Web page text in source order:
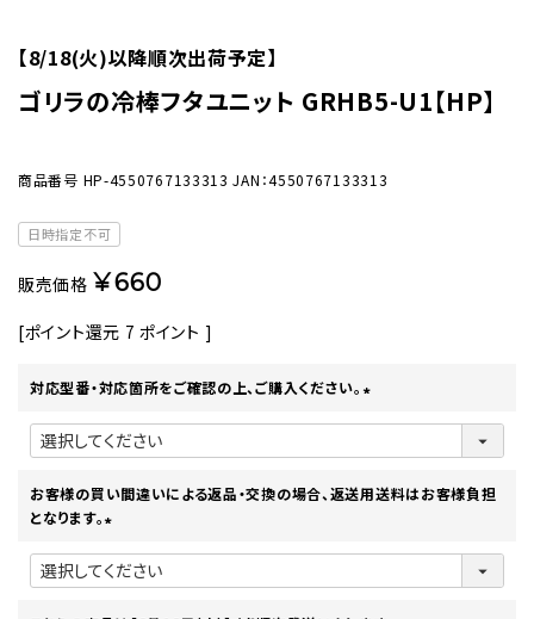
【8/18(火)以降順次出荷予定】
ゴリラの冷棒フタユニット GRHB5-U1【HP】
商品番号 HP-4550767133313 JAN：4550767133313
日時指定不可
販売価格 ¥660
[ポイント還元 7 ポイント ]
対応型番・対応箇所をご確認の上、ご購入ください。
(
)
お客様の買い間違いによる返品・交換の場合、返送用送料はお客様負担
となります。
(
必